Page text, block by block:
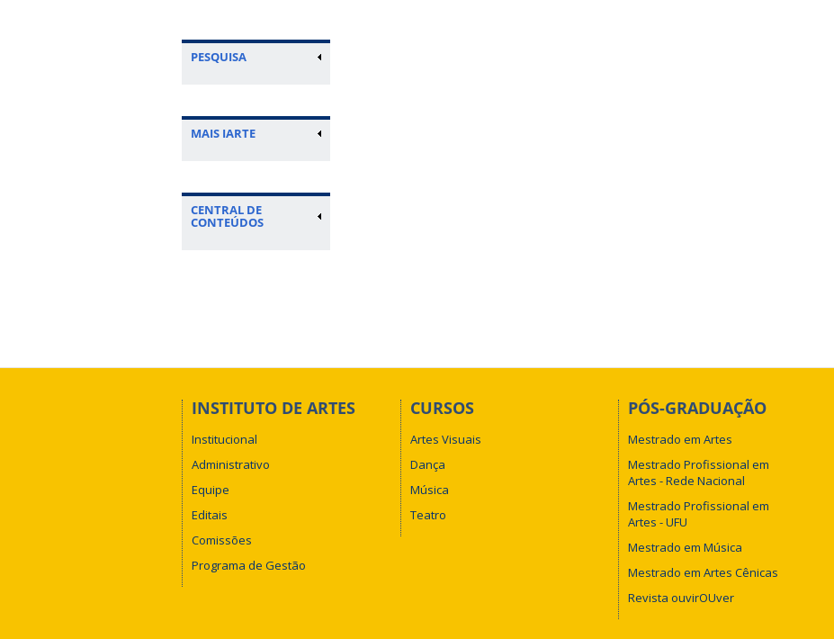
PESQUISA
MAIS IARTE
CENTRAL DE
CONTEÚDOS
INSTITUTO DE ARTES
Institucional
Administrativo
Equipe
Editais
Comissões
Programa de Gestão
CURSOS
Artes Visuais
Dança
Música
Teatro
PÓS-GRADUAÇÃO
Mestrado em Artes
Mestrado Profissional em
Artes - Rede Nacional
Mestrado Profissional em
Artes - UFU
Mestrado em Música
Mestrado em Artes Cênicas
Revista ouvirOUver